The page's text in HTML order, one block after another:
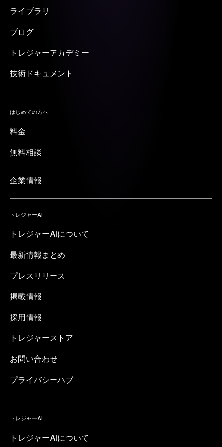
ライブラリ
ブログ
トレジャーアカデミー
技術ドキュメント
はじめての方へ
料金
無料相談
企業情報
トレジャーAI
トレジャーAIについて
最新情報まとめ
プレスリリース
掲載情報
採用情報
トレジャーストア
お問い合わせ
プライバシーハブ
トレジャーAI
トレジャーAIについて